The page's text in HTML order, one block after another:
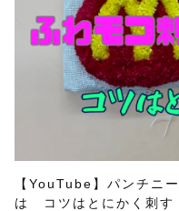
【YouTube】パンチニ
は コツはとにかく刺す